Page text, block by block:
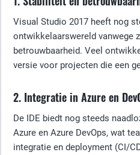
Visual Studio 2017 heeft nog
ontwikkelaarswereld vanwege
betrouwbaarheid. Veel
versie voor projecten die een
2. Integratie in Azure en
De IDE biedt nog steeds
Azure en Azure DevOps, wat
integratie en deployment (CI/